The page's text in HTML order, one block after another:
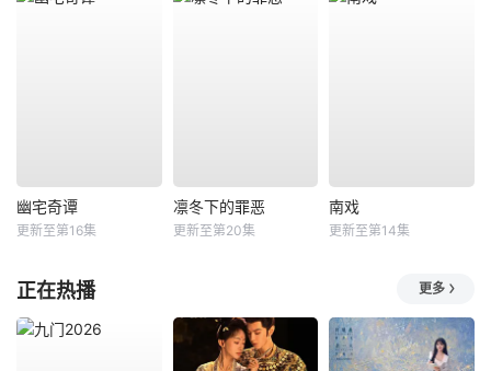
幽宅奇谭
更新至第16集
凛冬下的罪恶
更新至第20集
南戏
更新至第14集
正在热播 更多